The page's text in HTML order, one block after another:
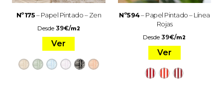
Nº175– Papel Pintado – Zen
Desde 39€/m2
Ver
Nº594– Papel Pintado – Línea
Rojas
Desde39€/m2
Ver